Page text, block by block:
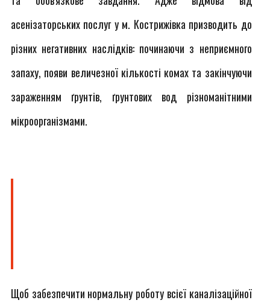
асенізаторських послуг у м. Кострижівка призводить до
різних негативних наслідків: починаючи з неприємного
запаху, появи величезної кількості комах та закінчуючи
зараженням ґрунтів, ґрунтових вод різноманітними
мікроорганізмами.
Щоб забезпечити нормальну роботу всієї каналізаційної